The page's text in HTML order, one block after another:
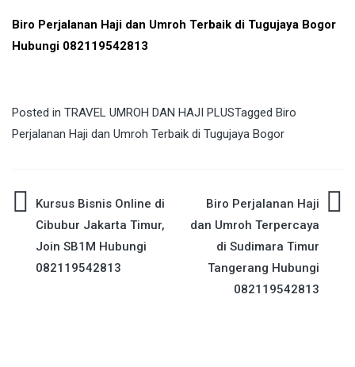
Biro Perjalanan Haji dan Umroh Terbaik di Tugujaya Bogor
Hubungi 082119542813
Posted in TRAVEL UMROH DAN HAJI PLUSTagged Biro
Perjalanan Haji dan Umroh Terbaik di Tugujaya Bogor
Post
navigation
Kursus Bisnis Online di
Cibubur Jakarta Timur,
Join SB1M Hubungi
082119542813
Biro Perjalanan Haji
dan Umroh Terpercaya
di Sudimara Timur
Tangerang Hubungi
082119542813